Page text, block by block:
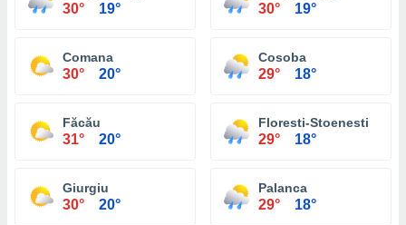
30° 19° 30° 19°
Comana
30° 20°
Cosoba
29° 18°
Făcău
31° 20°
Floresti-Stoenesti
29° 18°
Giurgiu
30° 20°
Palanca
29° 18°